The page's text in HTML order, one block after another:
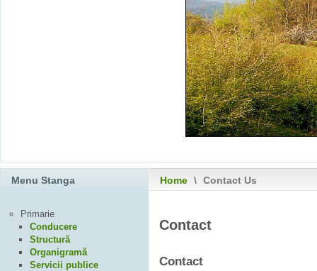
Home \ Contact Us
Contact
Contact
Menu Stanga
Primarie
Conducere
Structură
Organigramă
Servicii publice